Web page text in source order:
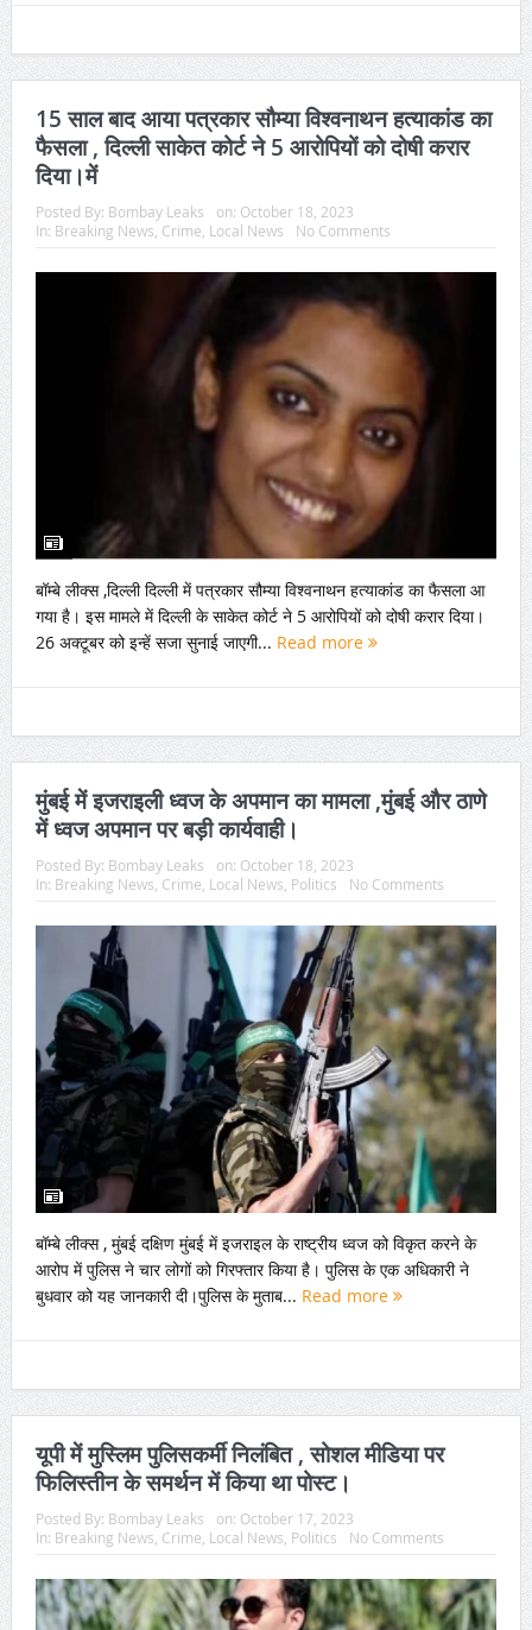
15 साल बाद आया पत्रकार सौम्या विश्वनाथन हत्याकांड का
फैसला , दिल्ली साकेत कोर्ट ने 5 आरोपियों को दोषी करार
दिया।में
Posted By: Bombay Leaks on: October 18, 2023
In: Breaking News Crime Local News No Comments
बॉम्बे लीक्स ,दिल्ली दिल्ली में पत्रकार सौम्या विश्वनाथन हत्याकांड का फैसला आ
गया है। इस मामले में दिल्ली के साकेत कोर्ट ने 5 आरोपियों को दोषी करार दिया।
26 अक्टूबर को इन्हें सजा सुनाई जाएगी... Read more
मुंबई में इजराइली ध्वज के अपमान का मामला ,मुंबई और ठाणे
में ध्वज अपमान पर बड़ी कार्यवाही।
Posted By: Bombay Leaks on: October 18, 2023
In: Breaking News Crime Local News Politics No Comments
बॉम्बे लीक्स , मुंबई दक्षिण मुंबई में इजराइल के राष्ट्रीय ध्वज को विकृत करने के
आरोप में पुलिस ने चार लोगों को गिरफ्तार किया है। पुलिस के एक अधिकारी ने
बुधवार को यह जानकारी दी।पुलिस के मुताब... Read more
यूपी में मुस्लिम पुलिसकर्मी निलंबित , सोशल मीडिया पर
फिलिस्तीन के समर्थन में किया था पोस्ट।
Posted By: Bombay Leaks on: October 17, 2023
In: Breaking News Crime Local News Politics No Comments